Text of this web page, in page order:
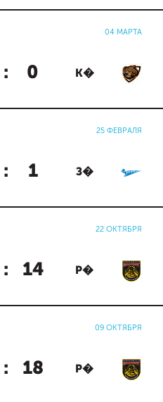
04 МАРТА
: 0 К�
25 ФЕВРАЛЯ
: 1 З�
22 ОКТЯБРЯ
: 14 Р�
09 ОКТЯБРЯ
: 18 Р�